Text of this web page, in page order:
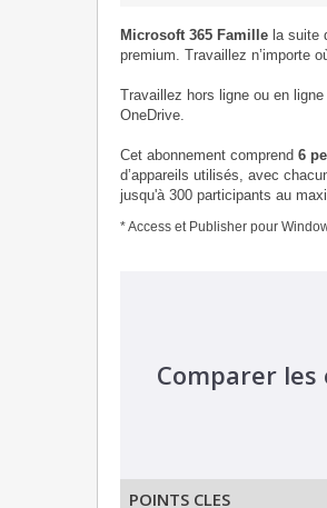
Microsoft 365 Famille la suite
premium. Travaillez n’importe
Travaillez hors ligne ou en
OneDrive.
Cet abonnement comprend 6
d’appareils utilisés, avec
jusqu'à 300 participants au
* Access et Publisher pour
Comparer
POINTS CLES